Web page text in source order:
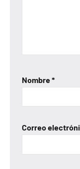
Nombre*
Correo